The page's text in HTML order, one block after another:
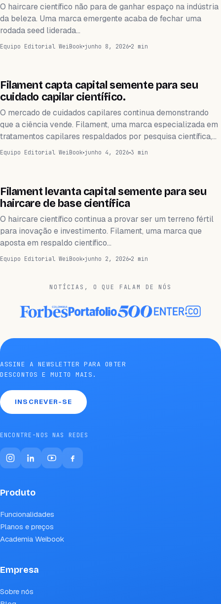
O haircare científico não para de ganhar espaço na indústria
da beleza. Uma marca emergente acaba de fechar uma
rodada seed liderada…
Equipo Editorial WeiBook junho 8, 2026 2 min
FINANZAS
Filament capta capital semente para seu
cuidado capilar científico.
O mercado de cuidados capilares continua demonstrando
que a ciência vende. Filament, uma marca especializada em
tratamentos capilares respaldados por pesquisa científica,…
Equipo Editorial WeiBook junho 4, 2026 3 min
FINANZAS
Filament levanta capital semente para seu
haircare de base científica
O haircare científico continua a provar ser um terreno fértil
para inovação e investimento. Filament, uma marca que
aposta em respaldo científico…
Equipo Editorial WeiBook junho 2, 2026 2 min
NOTÍCIAS, O QUE FALAM DE NÓS
ASSINE A NEWSLETTER PARA OBTER
DESCONTOS E MUITO MAIS.
INSCREVER-SE
ENCONTRE-NOS NAS REDES
Produto
Funcionalidades
Planos e preços
Academia Weibook
Empresa
Sobre nós